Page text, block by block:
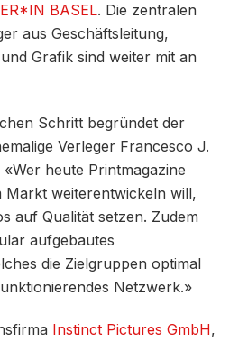
BASEL. Die zentralen
aus Geschäftsleitung,
Grafik sind weiter mit an
Schritt begründet der
Verleger Francesco J.
heute Printmagazine
weiterentwickeln will,
auf Qualität setzen. Zudem
aufgebautes
die Zielgruppen optimal
Netzwerk.»
Instinct Pictures GmbH,